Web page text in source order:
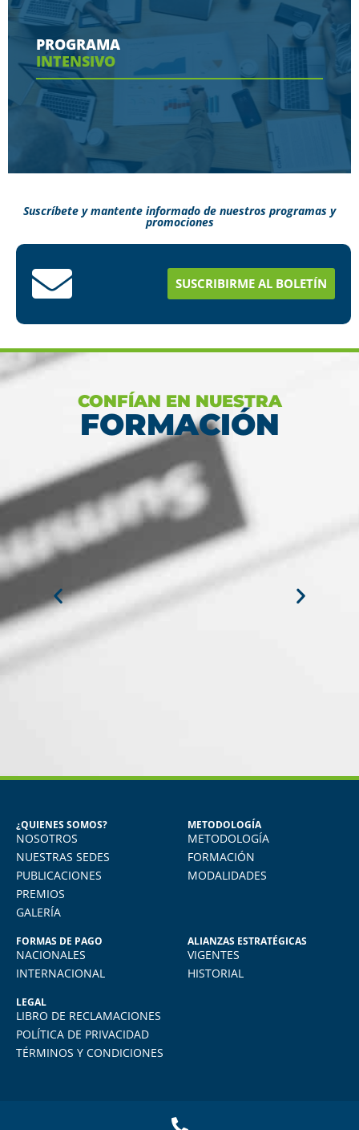
Conoce aquí las herramientas con las que
contaras en tu programa
Ver más
PROGRAMA
INTENSIVO
estudios en menos tiempo
Suscríbete y mantente informado de nuestros programas y
promociones
SUSCRIBIRME AL BOLETÍN
CONFÍAN EN NUESTRA
FORMACIÓN
GÓNGORA
Vivo en Arequipa y llevé el diploma con
total comodidad desde mi casa. La
y muy amigable. La enseñanza virtual es
¿QUIENES SOMOS?
NOSOTROS
NUESTRAS SEDES
PUBLICACIONES
PREMIOS
GALERÍA
METODOLOGÍA
METODOLOGÍA
FORMACIÓN
MODALIDADES
FORMAS DE PAGO
NACIONALES
INTERNACIONAL
ALIANZAS ESTRATÉGICAS
VIGENTES
HISTORIAL
LEGAL
LIBRO DE RECLAMACIONES
POLÍTICA DE PRIVACIDAD
TÉRMINOS Y CONDICIONES